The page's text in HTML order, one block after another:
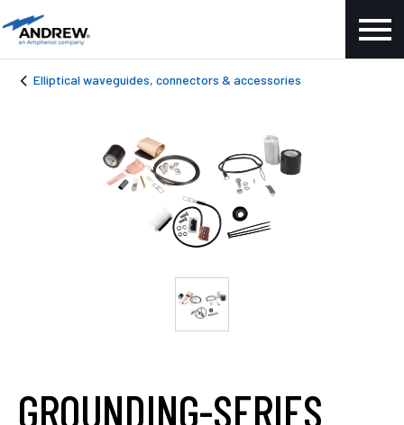
Elliptical waveguides, connectors & accessories
GROUNDING-SERIES